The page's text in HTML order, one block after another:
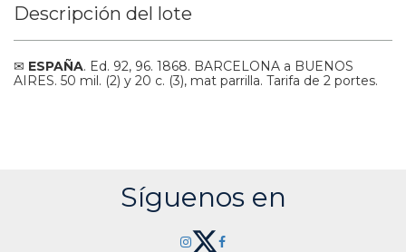
Descripción del lote
✉ ESPAÑA. Ed. 92, 96. 1868. BARCELONA a BUENOS
AIRES. 50 mil. (2) y 20 c. (3), mat parrilla. Tarifa de 2 portes.
Síguenos en